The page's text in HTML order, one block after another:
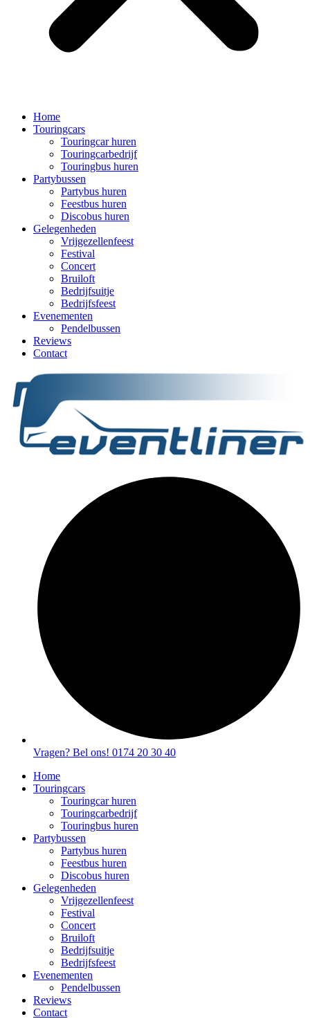
Home
Touringcars
Touringcar huren
Touringcarbedrijf
Touringbus huren
Partybussen
Partybus huren
Feestbus huren
Discobus huren
Gelegenheden
Vrijgezellenfeest
Festival
Concert
Bruiloft
Bedrijfsuitje
Bedrijfsfeest
Evenementen
Pendelbussen
Reviews
Contact
Vragen? Bel ons! 0174 20 30 40
Home
Touringcars
Touringcar huren
Touringcarbedrijf
Touringbus huren
Partybussen
Partybus huren
Feestbus huren
Discobus huren
Gelegenheden
Vrijgezellenfeest
Festival
Concert
Bruiloft
Bedrijfsuitje
Bedrijfsfeest
Evenementen
Pendelbussen
Reviews
Contact